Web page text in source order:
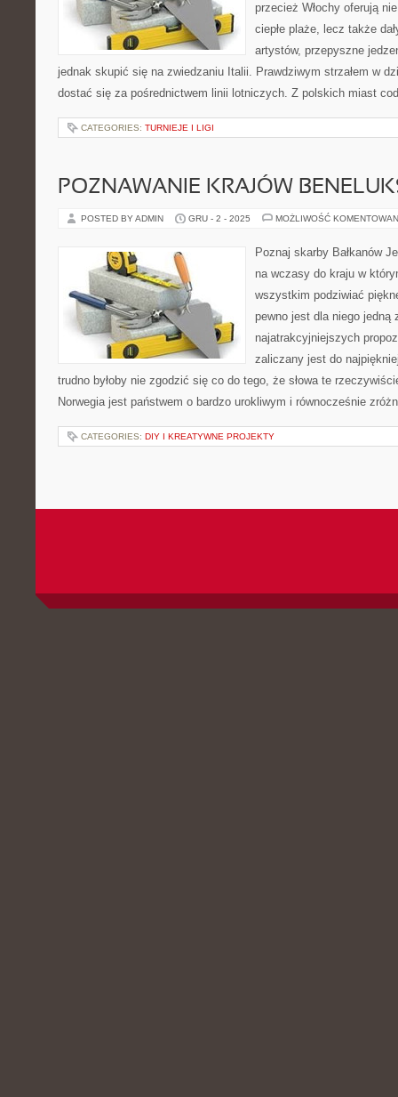
przecież Włochy oferują
ciepłe plaże, lecz także
artystów, przepyszne
jednak skupić się na zwiedzaniu Italii. Prawdziwym strzałem w
dostać się za pośrednictwem linii lotniczych. Z polskich miast
CATEGORIES: TURNIEJE I LIGI
POZNAWANIE KRAJÓW
POSTED BY ADMIN GRU - 2 - 2025 MOŻLIWOŚĆ
Poznaj skarby Bałkanów
na wczasy do kraju w
wszystkim podziwiać
pewno jest dla niego jedną
najatrakcyjniejszych
zaliczany jest do
trudno byłoby nie zgodzić się co do tego, że słowa te
Norwegia jest państwem o bardzo urokliwym i równocześnie
CATEGORIES: DIY I KREATYWNE PROJEKTY